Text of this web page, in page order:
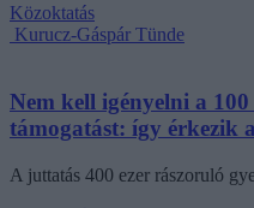
Közoktatás
Kurucz-Gáspár Tünde
Nem kell igényelni a
támogatást: így érkezik
A juttatás 400 ezer rászoruló